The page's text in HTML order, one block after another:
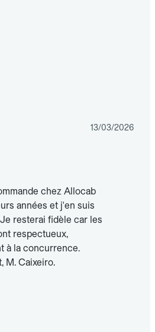
13/03/2026
chez Allocab
années et j'en suis
resterai fidèle car les
respectueux,
à la concurrence.
M. Caixeiro.